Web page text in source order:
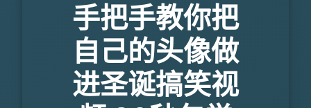
手把手教你把
自己的头像做
进圣诞搞笑视